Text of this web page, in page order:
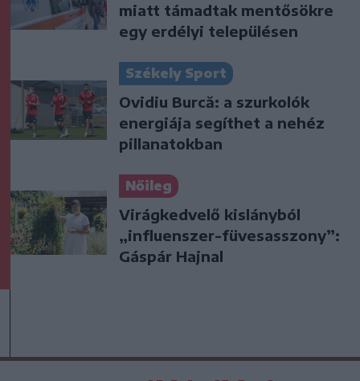
miatt támadtak mentősökre
egy erdélyi településen
Székely Sport
Ovidiu Burcă: a szurkolók
energiája segíthet a nehéz
pillanatokban
Nőileg
Virágkedvelő kislányból
„influenszer-füvesasszony”:
Gáspár Hajnal